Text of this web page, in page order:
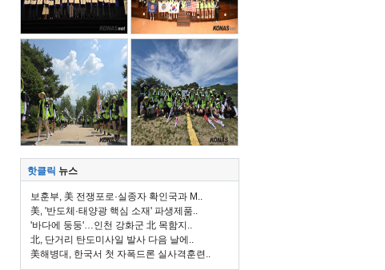
핫클릭 뉴스
보훈부, 美 전쟁포로·실종자 확인국과 M..
美, '반도체·태양광 핵심 소재' 파생제품..
'바다에 둥둥'…인천 강화군 北 목함지..
北, 단거리 탄도미사일 발사 다음 날에..
美해병대, 한국서 첫 자폭드론 실사격훈련..